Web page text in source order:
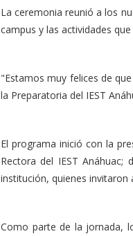
La ceremonia reunió a los
campus y las actividades
"Estamos muy felices de
la Preparatoria del IEST
El programa inició con la
Rectora del IEST
institución, quienes invitaron
Como parte de la jornada,